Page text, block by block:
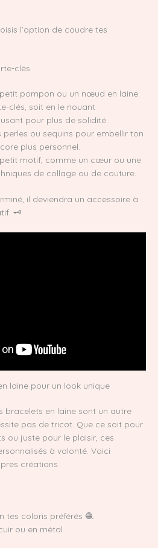
l’option de coudre tes
clés
pompon ou un nœud en laine.
clés, soit en le nouant
pour plus de solidité.
perles ou sequins pour embellir ton
plus personnel.
motif, comme un cœur ou une
de collage ou de couture.
il deviendra un accessoire à
🗝️
laine pour un look unique
bracelets en laine sont un autre
pas de tricot. Que ce soit pour
ou juste pour le plaisir, ces
à volonté. Voici
créations.
tes coloris préférés 🧶
ou en métal